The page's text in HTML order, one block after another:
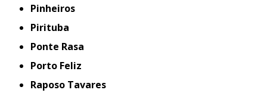
Pinheiros
Pirituba
Ponte Rasa
Porto Feliz
Raposo Tavares